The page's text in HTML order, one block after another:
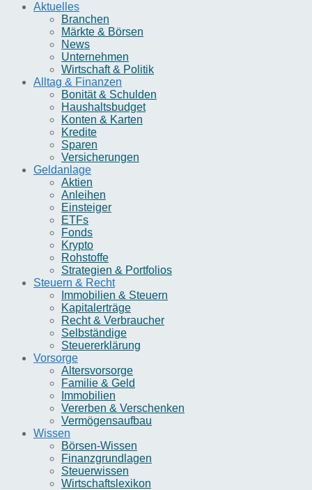
Aktuelles
Branchen
Märkte & Börsen
News
Unternehmen
Wirtschaft & Politik
Alltag & Finanzen
Bonität & Schulden
Haushaltsbudget
Konten & Karten
Kredite
Sparen
Versicherungen
Geldanlage
Aktien
Anleihen
Einsteiger
ETFs
Fonds
Krypto
Rohstoffe
Strategien & Portfolios
Steuern & Recht
Immobilien & Steuern
Kapitalerträge
Recht & Verbraucher
Selbständige
Steuererklärung
Vorsorge
Altersvorsorge
Familie & Geld
Immobilien
Vererben & Verschenken
Vermögensaufbau
Wissen
Börsen-Wissen
Finanzgrundlagen
Steuerwissen
Wirtschaftslexikon